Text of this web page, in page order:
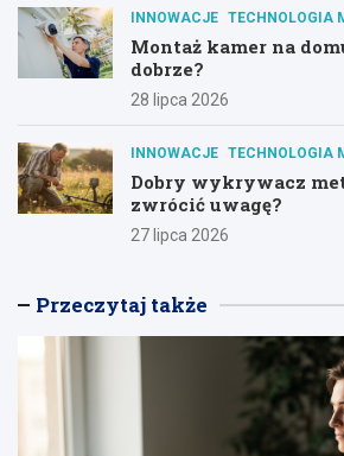
INNOWACJE TECHNOLOGIA
Montaż kamer na
dobrze?
28 lipca 2026
INNOWACJE TECHNOLOGIA
Dobry wykrywacz
zwrócić uwagę?
27 lipca 2026
Przeczytaj także